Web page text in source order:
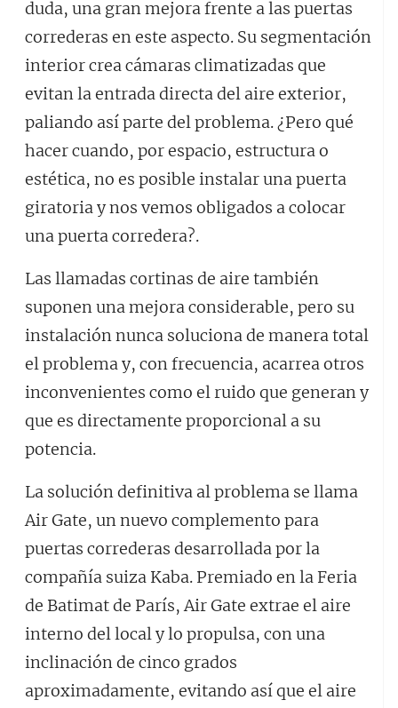
duda, una gran mejora frente a las puertas
correderas en este aspecto. Su segmentación
interior crea cámaras climatizadas que
evitan la entrada directa del aire exterior,
paliando así parte del problema. ¿Pero qué
hacer cuando, por espacio, estructura o
estética, no es posible instalar una puerta
giratoria y nos vemos obligados a colocar
una puerta corredera?.
Las llamadas cortinas de aire también
suponen una mejora considerable, pero su
instalación nunca soluciona de manera total
el problema y, con frecuencia, acarrea otros
inconvenientes como el ruido que generan y
que es directamente proporcional a su
potencia.
La solución definitiva al problema se llama
Air Gate, un nuevo complemento para
puertas correderas desarrollada por la
compañía suiza Kaba. Premiado en la Feria
de Batimat de París, Air Gate extrae el aire
interno del local y lo propulsa, con una
inclinación de cinco grados
aproximadamente, evitando así que el aire